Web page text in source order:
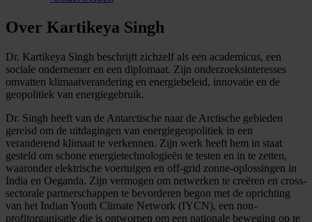
Over Kartikeya Singh
Dr. Kartikeya Singh beschrijft zichzelf als een academicus, een
sociale ondernemer en een diplomaat. Zijn onderzoeksinteresses
omvatten klimaatverandering en energiebeleid, innovatie en de
geopolitiek van energiegebruik.
Dr. Singh heeft van de Antarctische naar de Arctische gebieden
gereisd om de uitdagingen van energiegeopolitiek in een
veranderend klimaat te verkennen. Zijn werk heeft hem in staat
gesteld om schone energietechnologieën te testen en in te zetten,
waaronder elektrische voertuigen en off-grid zonne-oplossingen in
India en Oeganda. Zijn vermogen om netwerken te creëren en cross-
sectorale partnerschappen te bevorderen begon met de oprichting
van het Indian Youth Climate Network (IYCN), een non-
profitorganisatie die is ontworpen om een nationale beweging op te